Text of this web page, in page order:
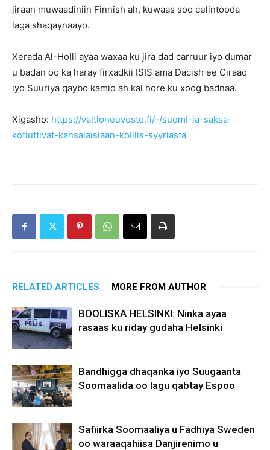
jiraan muwaadiniin Finnish ah, kuwaas soo celintooda
laga shaqaynaayo.
Xerada Al-Holli ayaa waxaa ku jira dad carruur iyo dumar
u badan oo ka haray firxadkii ISIS ama Dacish ee Ciraaq
iyo Suuriya qaybo kamid ah kal hore ku xoog badnaa.
Xigasho: https://valtioneuvosto.fi/-/suomi-ja-saksa-
kotiuttivat-kansalaisiaan-koillis-syyriasta
RELATED ARTICLES MORE FROM AUTHOR
BOOLISKA HELSINKI: Ninka ayaa
rasaas ku riday gudaha Helsinki
Bandhigga dhaqanka iyo Suugaanta
Soomaalida oo lagu qabtay Espoo
Safiirka Soomaaliya u Fadhiya Sweden
oo waraaqahiisa Danjirenimo u